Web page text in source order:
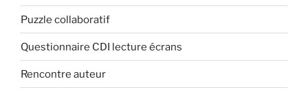
Puzzle collaboratif
Questionnaire CDI lecture écrans
Rencontre auteur